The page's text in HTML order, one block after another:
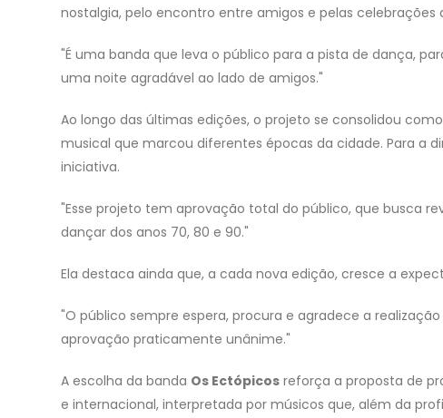
nostalgia, pelo encontro entre amigos e pelas celebrações
"É uma banda que leva o público para a pista de dança,
uma noite agradável ao lado de amigos."
Ao longo das últimas edições, o projeto se consolidou
musical que marcou diferentes épocas da cidade. Para a
iniciativa.
"Esse projeto tem aprovação total do público, que busca
dançar dos anos 70, 80 e 90."
Ela destaca ainda que, a cada nova edição, cresce a
"O público sempre espera, procura e agradece a
aprovação praticamente unânime."
A escolha da banda Os Ectópicos reforça a proposta de
e internacional, interpretada por músicos que, além da